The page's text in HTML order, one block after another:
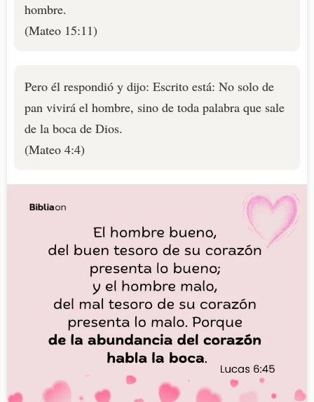
hombre.
(Mateo 15:11)
Pero él respondió y dijo: Escrito está: No solo de
pan vivirá el hombre, sino de toda palabra que sale
de la boca de Dios.
(Mateo 4:4)